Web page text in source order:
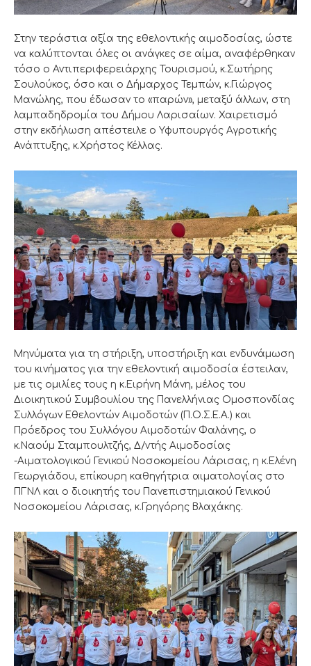
Στην τεράστια αξία της εθελοντικής αιμοδοσίας, ώστε
να καλύπτονται όλες οι ανάγκες σε αίμα, αναφέρθηκαν
τόσο ο Αντιπεριφερειάρχης Τουρισμού, κ.Σωτήρης
Σουλούκος, όσο και ο Δήμαρχος Τεμπών, κ.Γιώργος
Μανώλης, που έδωσαν το «παρών», μεταξύ άλλων, στη
λαμπαδηδρομία του Δήμου Λαρισαίων. Χαιρετισμό
στην εκδήλωση απέστειλε ο Υφυπουργός Αγροτικής
Ανάπτυξης, κ.Χρήστος Κέλλας.
Μηνύματα για τη στήριξη, υποστήριξη και ενδυνάμωση
του κινήματος για την εθελοντική αιμοδοσία έστειλαν,
με τις ομιλίες τους η κ.Ειρήνη Μάνη, μέλος του
Διοικητικού Συμβουλίου της Πανελλήνιας Ομοσπονδίας
Συλλόγων Εθελοντών Αιμοδοτών (Π.Ο.Σ.Ε.Α.) και
Πρόεδρος του Συλλόγου Αιμοδοτών Φαλάνης, ο
κ.Ναούμ Σταμπουλτζής, Δ/ντής Αιμοδοσίας
-Αιματολογικού Γενικού Νοσοκομείου Λάρισας, η κ.Ελένη
Γεωργιάδου, επίκουρη καθηγήτρια αιματολογίας στο
ΠΓΝΛ και ο διοικητής του Πανεπιστημιακού Γενικού
Νοσοκομείου Λάρισας, κ.Γρηγόρης Βλαχάκης.